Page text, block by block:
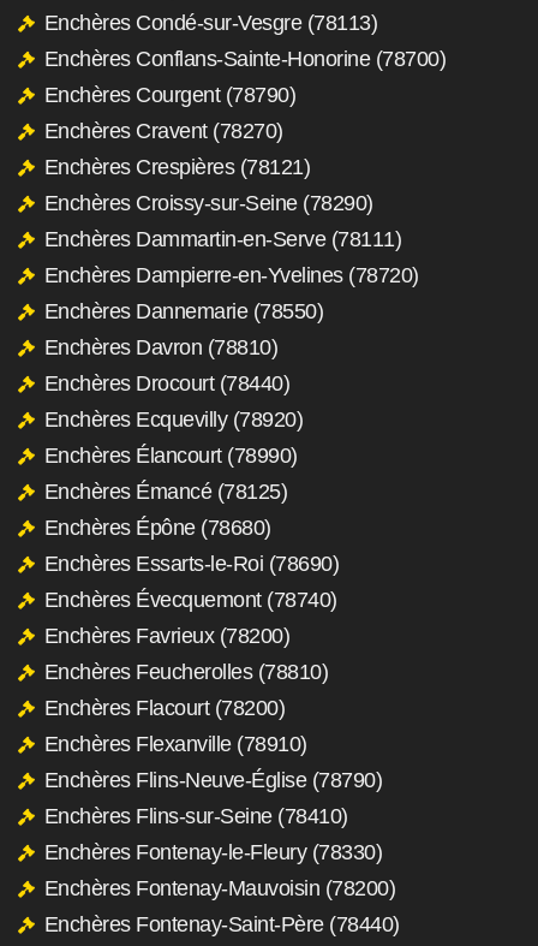
Enchères Condé-sur-Vesgre (78113)
Enchères Conflans-Sainte-Honorine (78700)
Enchères Courgent (78790)
Enchères Cravent (78270)
Enchères Crespières (78121)
Enchères Croissy-sur-Seine (78290)
Enchères Dammartin-en-Serve (78111)
Enchères Dampierre-en-Yvelines (78720)
Enchères Dannemarie (78550)
Enchères Davron (78810)
Enchères Drocourt (78440)
Enchères Ecquevilly (78920)
Enchères Élancourt (78990)
Enchères Émancé (78125)
Enchères Épône (78680)
Enchères Essarts-le-Roi (78690)
Enchères Évecquemont (78740)
Enchères Favrieux (78200)
Enchères Feucherolles (78810)
Enchères Flacourt (78200)
Enchères Flexanville (78910)
Enchères Flins-Neuve-Église (78790)
Enchères Flins-sur-Seine (78410)
Enchères Fontenay-le-Fleury (78330)
Enchères Fontenay-Mauvoisin (78200)
Enchères Fontenay-Saint-Père (78440)